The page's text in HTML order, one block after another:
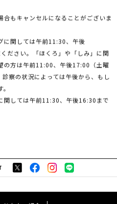
もキャンセルになることがございま
に関しては午前11:30、午後
ださい。「ほくろ」や「しみ」に関
の方は午前11:00、午後17:00（土曜
察の状況によっては午後から、もし
関しては午前11:30、午後16:30まで